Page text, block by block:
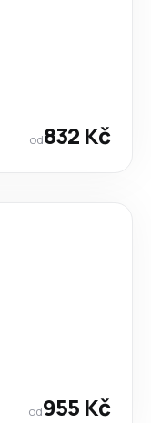
od832 Kč
od955 Kč